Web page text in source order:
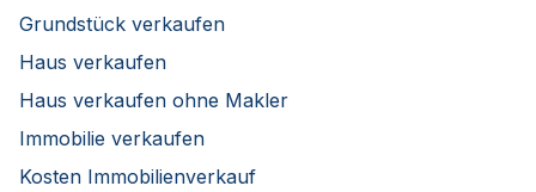
Grundstück verkaufen
Haus verkaufen
Haus verkaufen ohne Makler
Immobilie verkaufen
Kosten Immobilienverkauf